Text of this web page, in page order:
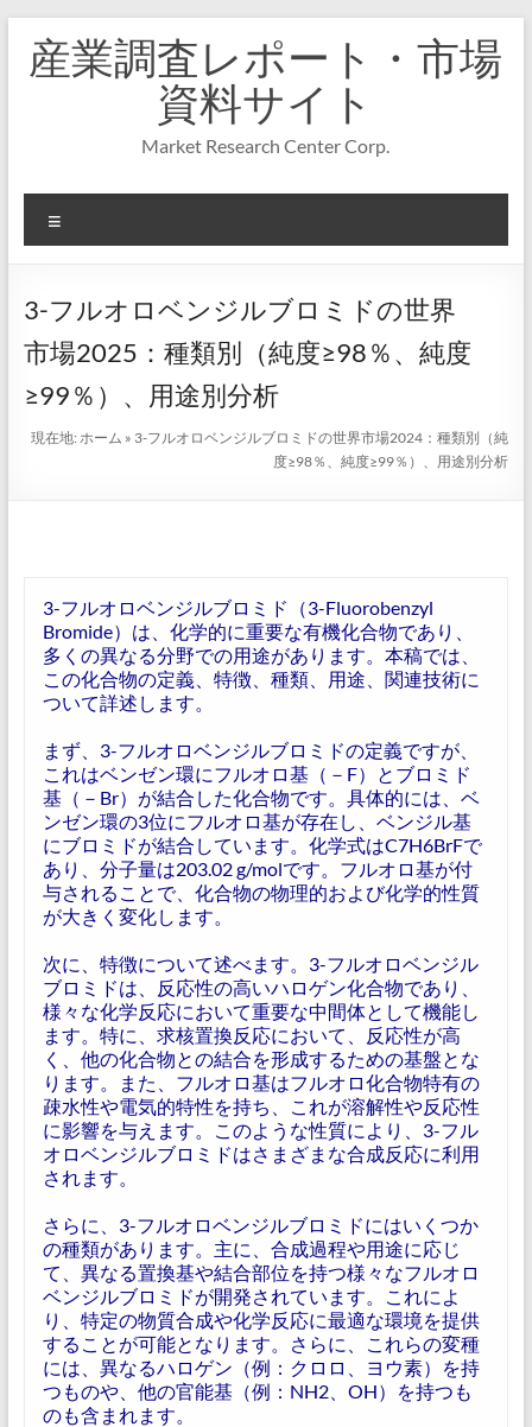
キ
プ
産業調査レポート・市場
資料サイト
Market Research Center Corp.
ニ
ー
3-フルオロベンジルブロミドの世界
市場2025：種類別（純度≥98％、純度
≥99％）、用途別分析
現在地:ホーム » 3-フルオロベンジルブロミドの世界市場2024：種類別（純
度≥98％、純度≥99％）、用途別分析
3-フルオロベンジルブロミド（3-Fluorobenzyl
Bromide）は、化学的に重要な有機化合物であり、
多くの異なる分野での用途があります。本稿では、
この化合物の定義、特徴、種類、用途、関連技術に
ついて詳述します。
まず、3-フルオロベンジルブロミドの定義ですが、
これはベンゼン環にフルオロ基（－F）とブロミド
基（－Br）が結合した化合物です。具体的には、ベ
ンゼン環の3位にフルオロ基が存在し、ベンジル基
にブロミドが結合しています。化学式はC7H6BrFで
あり、分子量は203.02 g/molです。フルオロ基が付
与されることで、化合物の物理的および化学的性質
が大きく変化します。
次に、特徴について述べます。3-フルオロベンジル
ブロミドは、反応性の高いハロゲン化合物であり、
様々な化学反応において重要な中間体として機能し
ます。特に、求核置換反応において、反応性が高
く、他の化合物との結合を形成するための基盤とな
ります。また、フルオロ基はフルオロ化合物特有の
疎水性や電気的特性を持ち、これが溶解性や反応性
に影響を与えます。このような性質により、3-フル
オロベンジルブロミドはさまざまな合成反応に利用
されます。
さらに、3-フルオロベンジルブロミドにはいくつか
の種類があります。主に、合成過程や用途に応じ
て、異なる置換基や結合部位を持つ様々なフルオロ
ベンジルブロミドが開発されています。これによ
り、特定の物質合成や化学反応に最適な環境を提供
することが可能となります。さらに、これらの変種
には、異なるハロゲン（例：クロロ、ヨウ素）を持
つものや、他の官能基（例：NH2、OH）を持つも
のも含まれます。